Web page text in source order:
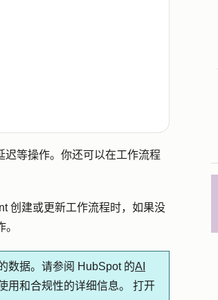
等操作。你还可以在工作流程
创建或更新工作流程时，如果没
数据。请参阅 HubSpot 的AI
用和合规性的详细信息。 打开